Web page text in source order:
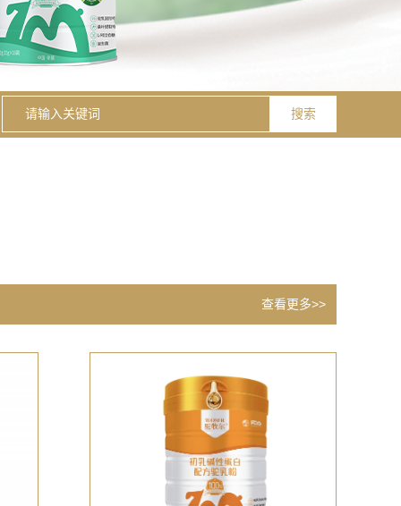
董事长张明军先生诚挚邀请您莅临指导！
查看更多>>